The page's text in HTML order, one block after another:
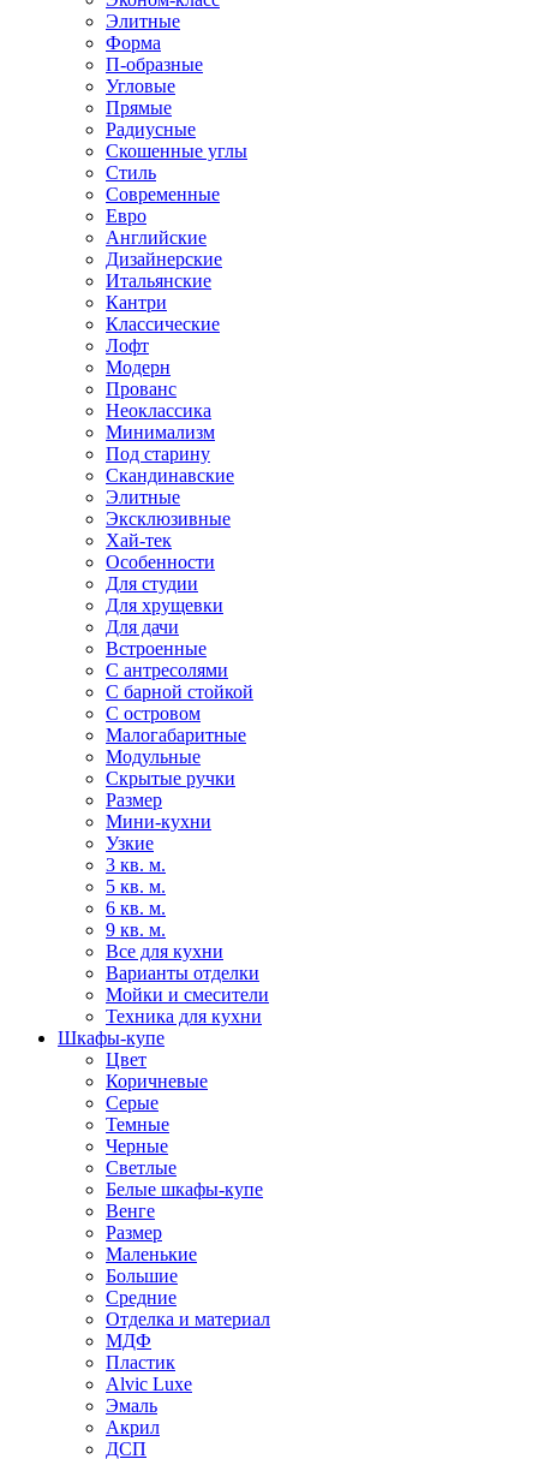
Элитные
Форма
П-образные
Угловые
Прямые
Радиусные
Скошенные углы
Стиль
Современные
Евро
Английские
Дизайнерские
Итальянские
Кантри
Классические
Лофт
Модерн
Прованс
Неоклассика
Минимализм
Под старину
Скандинавские
Элитные
Эксклюзивные
Хай-тек
Особенности
Для студии
Для хрущевки
Для дачи
Встроенные
С антресолями
С барной стойкой
С островом
Малогабаритные
Модульные
Скрытые ручки
Размер
Мини-кухни
Узкие
3 кв. м.
5 кв. м.
6 кв. м.
9 кв. м.
Все для кухни
Варианты отделки
Мойки и смесители
Техника для кухни
Шкафы-купе
Цвет
Коричневые
Серые
Темные
Черные
Светлые
Белые шкафы-купе
Венге
Размер
Маленькие
Большие
Средние
Отделка и материал
МДФ
Пластик
Alvic Luxe
Эмаль
Акрил
ДСП